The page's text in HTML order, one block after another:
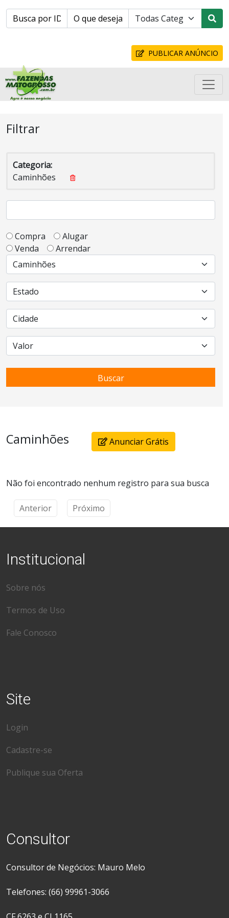
PUBLICAR ANÚNCIO
Filtrar
Categoria:
Caminhões
Compra
Alugar
Venda
Arrendar
Buscar
Caminhões Anunciar Grátis
Não foi encontrado nenhum registro para sua busca
Anterior Próximo
Institucional
Sobre nós
Termos de Uso
Fale Conosco
Site
Login
Cadastre-se
Publique sua Oferta
Consultor
Consultor de Negócios: Mauro Melo
Telefones: (66) 99961-3066